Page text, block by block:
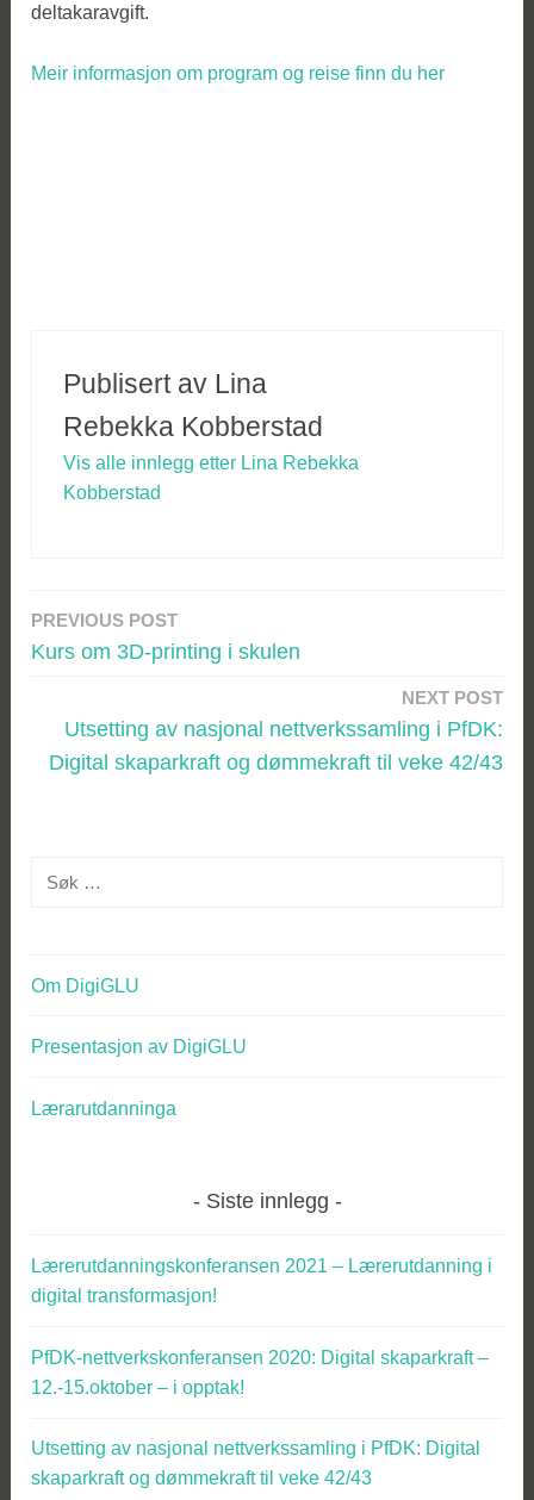
deltakaravgift.
Meir informasjon om program og reise finn du her
Publisert av Lina
Rebekka Kobberstad
Vis alle innlegg etter Lina Rebekka
Kobberstad
Innleggsnavigasjon
PREVIOUS POST
Kurs om 3D-printing i skulen
NEXT POST
Utsetting av nasjonal nettverkssamling i PfDK:
Digital skaparkraft og dømmekraft til veke 42/43
Om DigiGLU
Presentasjon av DigiGLU
Lærarutdanninga
Siste innlegg
Lærerutdanningskonferansen 2021 – Lærerutdanning i
digital transformasjon!
PfDK-nettverkskonferansen 2020: Digital skaparkraft –
12.-15.oktober – i opptak!
Utsetting av nasjonal nettverkssamling i PfDK: Digital
skaparkraft og dømmekraft til veke 42/43